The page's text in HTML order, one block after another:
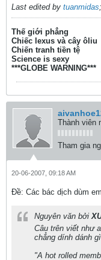
Last edited by tuanmidas;
Thế giới phẳng
Chiếc lexus và cây ôliu
Chiến tranh tiền tệ
Science is sexy
***GLOBE WARNING***
Thành viên
Tham gia
20-06-2007, 09:18 AM
Ðề: Các bác dịch dùm
Nguyên văn bởi
Câu trên viết như
chẳng dính dánh
"A hot rolled